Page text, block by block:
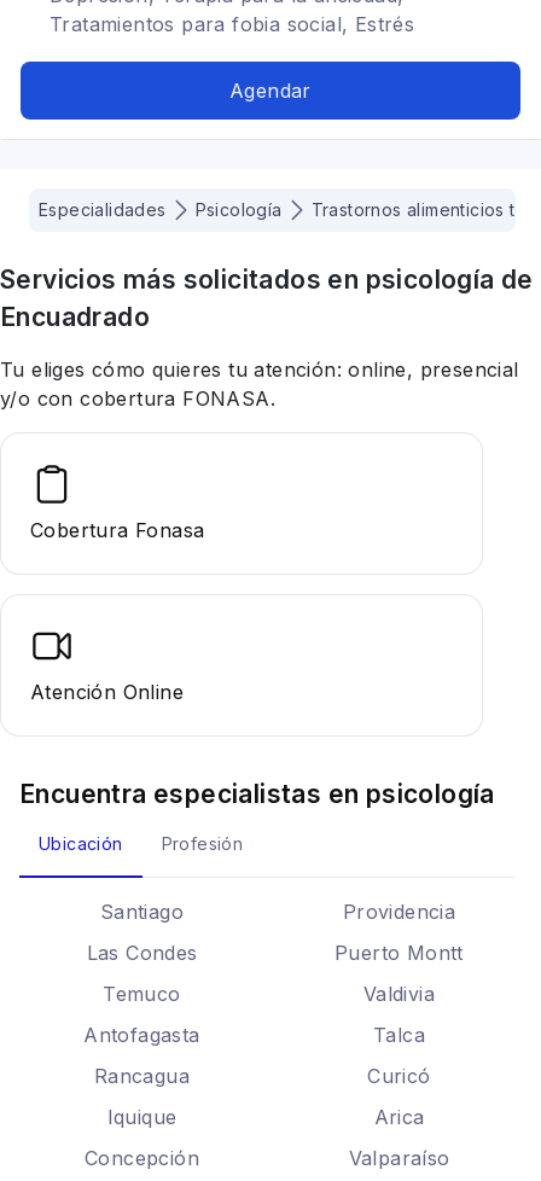
Tratamientos para fobia social, Estrés
personalidad, Trastornos alimenticios TCA,
Agendar
Especialidades Psicología Trastornos alimenticios tca
Servicios más solicitados en psicología de
Encuadrado
Tu eliges cómo quieres tu atención: online, presencial
y/o con cobertura FONASA.
Cobertura Fonasa
Atención Online
Encuentra especialistas en psicología
Ubicación Profesión
Santiago
Providencia
Las Condes
Puerto Montt
Temuco
Valdivia
Antofagasta
Talca
Rancagua
Curicó
Iquique
Arica
Concepción
Valparaíso